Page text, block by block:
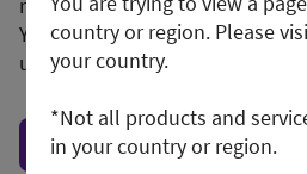
not available in your region or
You may want to visit your
unconditionally.
Visit local site
country or region. Please
your country.
*Not all products and
in your country or region.